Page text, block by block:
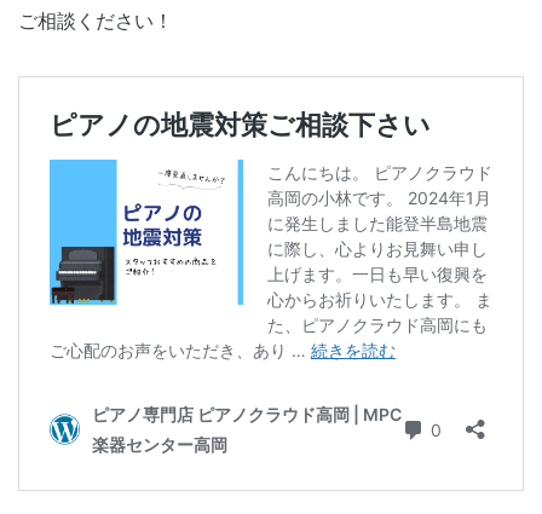
ご相談ください！